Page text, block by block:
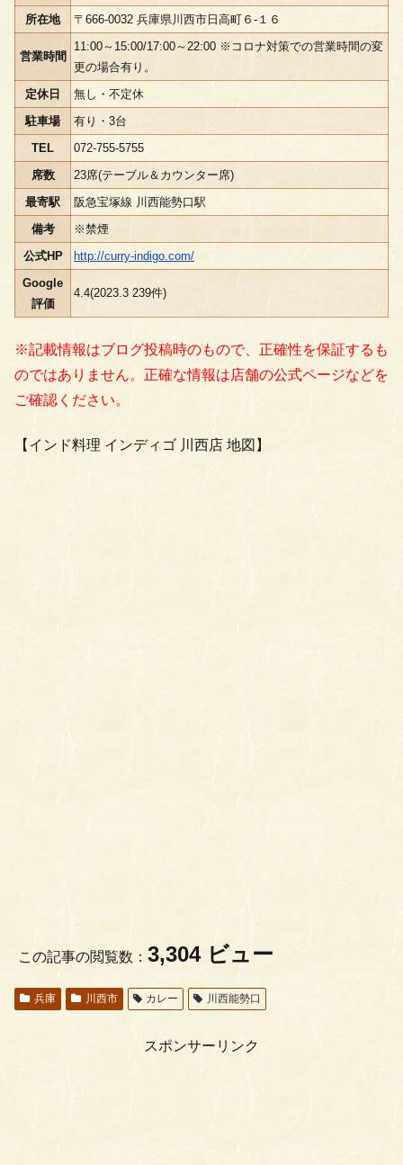
所在地
〒666-0032 兵庫県川西市日高町６-１６
営業時間
11:00～15:00/17:00～22:00 ※コロナ対策での営業時間の変
更の場合有り。
定休日
無し・不定休
駐車場
有り・3台
TEL
072-755-5755
席数
23席(テーブル＆カウンター席)
最寄駅
阪急宝塚線 川西能勢口駅
備考
※禁煙
公式HP
http://curry-indigo.com/
Google
評価
4.4(2023.3 239件)
※記載情報はブログ投稿時のもので、正確性を保証するも
のではありません。正確な情報は店舗の公式ページなどを
ご確認ください。
【インド料理 インディゴ 川西店 地図】
この記事の閲覧数： 3,304 ビュー
兵庫 川西市 カレー 川西能勢口
スポンサーリンク